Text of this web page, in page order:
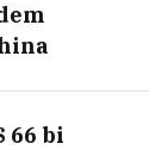
66 bi